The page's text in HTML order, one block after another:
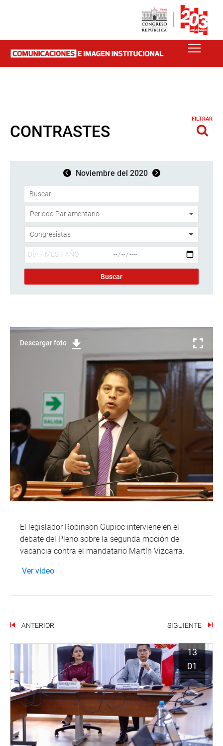
CONTRASTES
FILTRAR
Noviembre del 2020
Descargar foto
El legislador Robinson Gupioc interviene en el
debate del Pleno sobre la segunda moción de
vacancia contra el mandatario Martín Vizcarra.
Ver vídeo
ANTERIOR SIGUIENTE
13
01